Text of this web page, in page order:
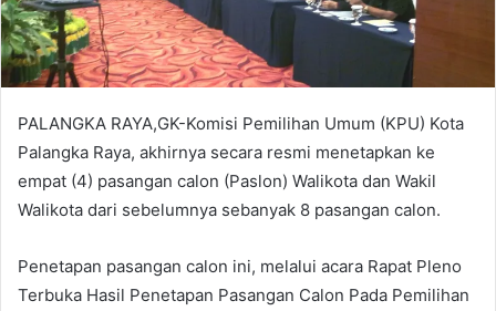
PALANGKA RAYA,GK-Komisi Pemilihan Umum (KPU) Kota
Palangka Raya, akhirnya secara resmi menetapkan ke
empat (4) pasangan calon (Paslon) Walikota dan Wakil
Walikota dari sebelumnya sebanyak 8 pasangan calon.
Penetapan pasangan calon ini, melalui acara Rapat Pleno
Terbuka Hasil Penetapan Pasangan Calon Pada Pemilihan